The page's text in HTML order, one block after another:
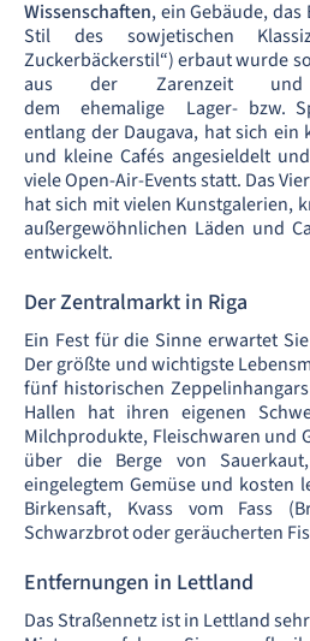
Wissenschaften, ein Gebäude,
Stil des sowjetischen
Zuckerbäckerstil“) erbaut wurde
aus der Zarenzeit und
dem ehemalige Lager- bzw.
entlang der Daugava, hat sich ein
und kleine Cafés angesieldelt
viele Open-Air-Events statt. Das
hat sich mit vielen Kunstgalerien,
außergewöhnlichen Läden und
entwickelt.
Der Zentralmarkt in Riga
Ein Fest für die Sinne erwartet
Der größte und wichtigste
fünf historischen
Hallen hat ihren eigenen
Milchprodukte, Fleischwaren und
über die Berge von
eingelegtem Gemüse und kosten
Birkensaft, Kvass vom Fass
Schwarzbrot oder geräucherten
Entfernungen in Lettland
Das Straßennetz ist in Lettland